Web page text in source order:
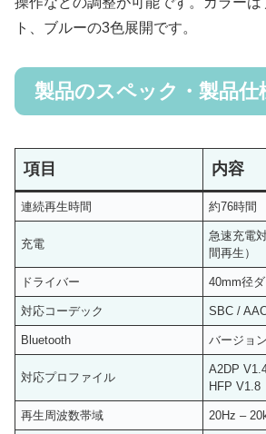
ト、ブルーの3色展開です。
製品のスペック・製品仕
項目 内容
連続再生時間 約76時間
充電
急速充電
間再生）
ドライバー 40mm径
対応コーデック SBC /
Bluetooth バージョ
対応プロファイル
A2DP
HFP V1.8
再生周波数帯域 20Hz –